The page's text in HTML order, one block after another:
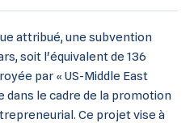
attribué, une subvention
soit l'équivalent de 136
par « US-Middle East
dans le cadre de la promotion
Ce projet vise à